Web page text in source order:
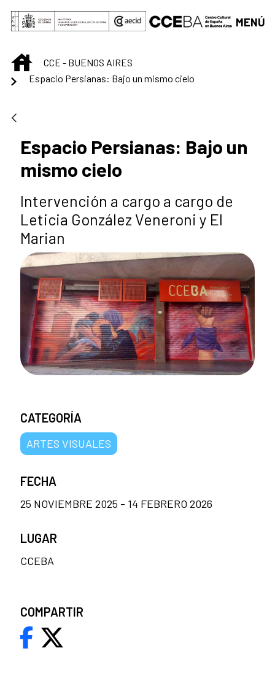
Saltar al contenido principal
MENÚ
INICIOCCE - BUENOS AIRES
Espacio Persianas: Bajo un mismo cielo
Espacio Persianas: Bajo un
mismo cielo
Intervención a cargo a cargo de
Leticia González Veneroni y El
Marian
CATEGORÍA
ARTES VISUALES
FECHA
25 NOVIEMBRE 2025 - 14 FEBRERO 2026
LUGAR
CCEBA
COMPARTIR